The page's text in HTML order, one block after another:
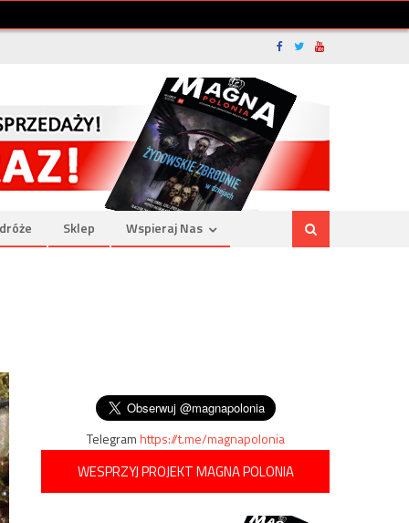
Sklep Wspieraj Nas
Telegramhttps://t.me/magnapolonia
WESPRZYJ PROJEKT MAGNA POLONIA